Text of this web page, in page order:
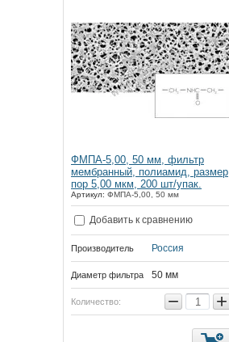
ФМПА-5,00, 50 мм, фильтр
мембранный, полиамид, размер
пор 5,00 мкм, 200 шт/упак.
Артикул: ФМПА-5,00, 50 мм
Добавить к сравнению
Производитель Россия
Диаметр фильтра 50 мм
Количество: − +